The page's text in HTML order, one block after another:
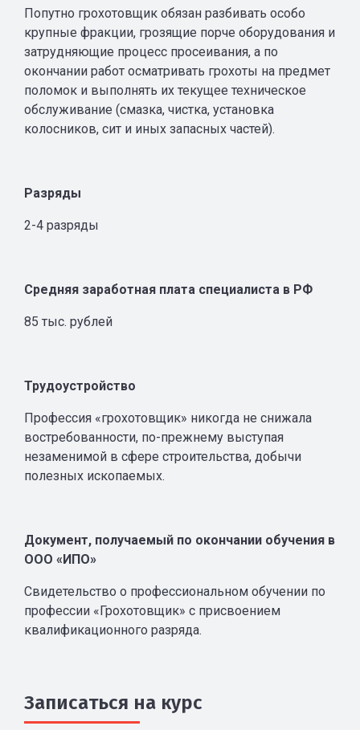
Попутно грохотовщик обязан разбивать особо
крупные фракции, грозящие порче оборудования и
затрудняющие процесс просеивания, а по
окончании работ осматривать грохоты на предмет
поломок и выполнять их текущее техническое
обслуживание (смазка, чистка, установка
колосников, сит и иных запасных частей).
Разряды
2-4 разряды
Средняя заработная плата специалиста в РФ
85 тыс. рублей
Трудоустройство
Профессия «грохотовщик» никогда не снижала
востребованности, по-прежнему выступая
незаменимой в сфере строительства, добычи
полезных ископаемых.
Документ, получаемый по окончании обучения в
ООО «ИПО»
Свидетельство о профессиональном обучении по
профессии «Грохотовщик» с присвоением
квалификационного разряда.
Записаться на курс